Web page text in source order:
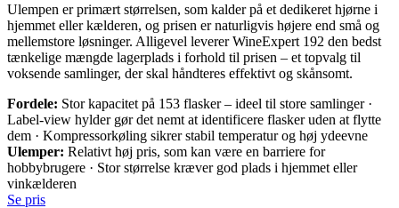
Ulempen er primært størrelsen, som kalder på et dedikeret hjørne i
hjemmet eller kælderen, og prisen er naturligvis højere end små og
mellemstore løsninger. Alligevel leverer WineExpert 192 den bedst
tænkelige mængde lagerplads i forhold til prisen – et topvalg til
voksende samlinger, der skal håndteres effektivt og skånsomt.
Fordele: Stor kapacitet på 153 flasker – ideel til store samlinger ·
Label-view hylder gør det nemt at identificere flasker uden at flytte
dem · Kompressorkøling sikrer stabil temperatur og høj ydeevne
Ulemper: Relativt høj pris, som kan være en barriere for
hobbybrugere · Stor størrelse kræver god plads i hjemmet eller
vinkælderen
Se pris